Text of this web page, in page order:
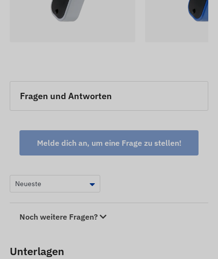
Fragen und Antworten
Melde dich an, um eine Frage zu stellen!
Noch weitere Fragen?
Unterlagen